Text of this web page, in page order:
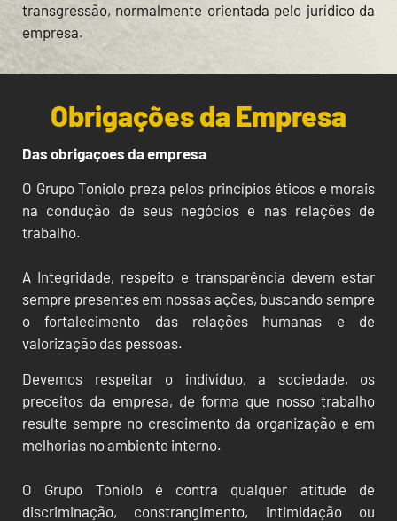
transgressão, normalmente orientada pelo jurídico da
empresa.
Obrigações da Empresa
Das obrigaçoes da empresa
O Grupo Toniolo preza pelos princípios éticos e morais
na condução de seus negócios e nas relações de
trabalho.
A Integridade, respeito e transparência devem estar
sempre presentes em nossas ações, buscando sempre
o fortalecimento das relações humanas e de
valorização das pessoas.
Devemos respeitar o indivíduo, a sociedade, os
preceitos da empresa, de forma que nosso trabalho
resulte sempre no crescimento da organização e em
melhorias no ambiente interno.
O Grupo Toniolo é contra qualquer atitude de
discriminação, constrangimento, intimidação ou